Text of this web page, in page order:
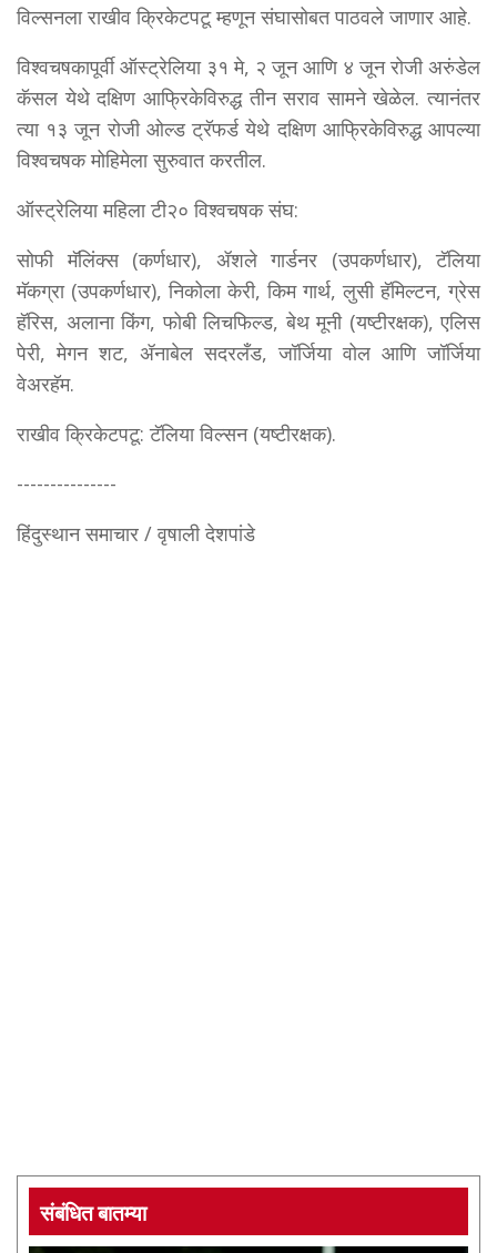
विल्सनला राखीव क्रिकेटपटू म्हणून संघासोबत पाठवले जाणार आहे.
विश्वचषकापूर्वी ऑस्ट्रेलिया ३१ मे, २ जून आणि ४ जून रोजी अरुंडेल
कॅसल येथे दक्षिण आफ्रिकेविरुद्ध तीन सराव सामने खेळेल. त्यानंतर
त्या १३ जून रोजी ओल्ड ट्रॅफर्ड येथे दक्षिण आफ्रिकेविरुद्ध आपल्या
विश्वचषक मोहिमेला सुरुवात करतील.
ऑस्ट्रेलिया महिला टी२० विश्वचषक संघ:
सोफी मॅलिंक्स (कर्णधार), ॲशले गार्डनर (उपकर्णधार), टॅलिया
मॅकग्रा (उपकर्णधार), निकोला केरी, किम गार्थ, लुसी हॅमिल्टन, ग्रेस
हॅरिस, अलाना किंग, फोबी लिचफिल्ड, बेथ मूनी (यष्टीरक्षक), एलिस
पेरी, मेगन शट, ॲनाबेल सदरलँड, जॉर्जिया वोल आणि जॉर्जिया
वेअरहॅम.
राखीव क्रिकेटपटू: टॅलिया विल्सन (यष्टीरक्षक).
---------------
हिंदुस्थान समाचार / वृषाली देशपांडे
संबंधित बातम्या